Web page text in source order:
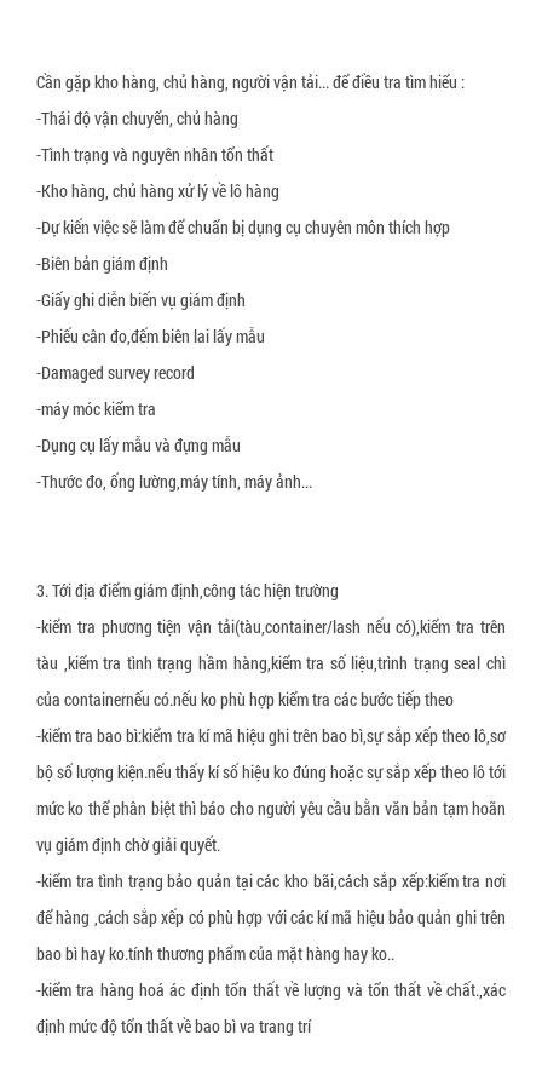
Cần gặp kho hàng, chủ hàng, người vận tải... để điều tra tìm hiểu :
-Thái độ vận chuyển, chủ hàng
-Tình trạng và nguyên nhân tổn thất
-Kho hàng, chủ hàng xử lý về lô hàng
-Dự kiến việc sẽ làm để chuẩn bị dụng cụ chuyên môn thích hợp
-Biên bản giám định
-Giấy ghi diễn biến vụ giám định
-Phiếu cân đo,đếm biên lai lấy mẫu
-Damaged survey record
-máy móc kiểm tra
-Dụng cụ lấy mẫu và đựng mẫu
-Thước đo, ống lường,máy tính, máy ảnh...
3. Tới địa điểm giám định,công tác hiện trường
-kiểm tra phương tiện vận tải(tàu,container/lash nếu có),kiểm tra trên
tàu ,kiểm tra tình trạng hầm hàng,kiểm tra số liệu,trình trạng seal chì
của containernếu có.nếu ko phù hợp kiểm tra các bước tiếp theo
-kiểm tra bao bì:kiểm tra kí mã hiệu ghi trên bao bì,sự sắp xếp theo lô,sơ
bộ số lượng kiện.nếu thấy kí số hiệu ko đúng hoặc sự sắp xếp theo lô tới
mức ko thể phân biệt thì báo cho người yêu cầu bằn văn bản tạm hoãn
vụ giám định chờ giải quyết.
-kiểm tra tình trạng bảo quản tại các kho bãi,cách sắp xếp:kiểm tra nơi
để hàng ,cách sắp xếp có phù hợp với các kí mã hiệu bảo quản ghi trên
bao bì hay ko.tính thương phẩm của mặt hàng hay ko..
-kiểm tra hàng hoá ác định tổn thất về lượng và tổn thất về chất.,xác
định mức độ tổn thất về bao bì va trang trí